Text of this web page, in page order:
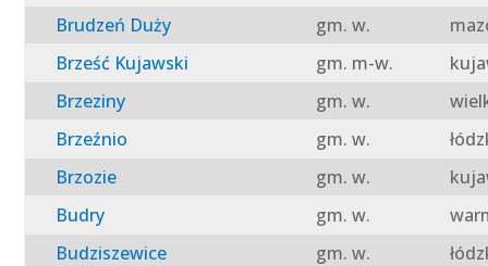
Brudzeń Duży
gm. w.
Brześć Kujawski
gm. m-w.
Brzeziny
gm. w.
Brzeźnio
gm. w.
Brzozie
gm. w.
Budry
gm. w.
Budziszewice
gm. w.